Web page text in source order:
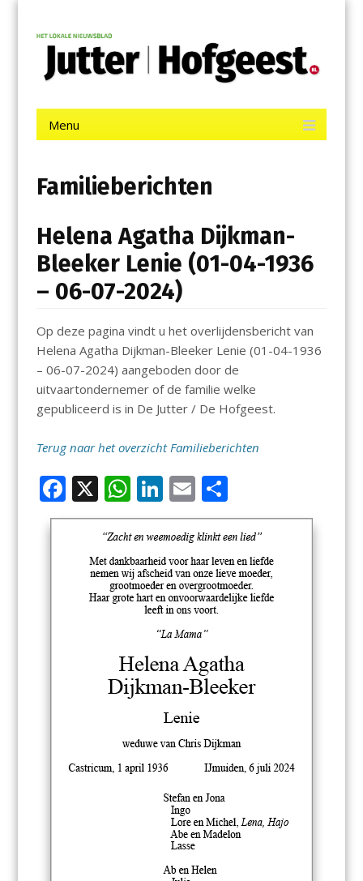
contentJutter | Hofgeest
Menu
Familieberichten
Helena Agatha Dijkman-
Bleeker Lenie (01-04-1936
– 06-07-2024)
Op deze pagina vindt u het overlijdensbericht van
Helena Agatha Dijkman-Bleeker Lenie (01-04-1936
– 06-07-2024) aangeboden door de
uitvaartondernemer of de familie welke
gepubliceerd is in De Jutter / De Hofgeest.
Terug naar het overzicht Familieberichten
F
ac
X W
h
at
s
A
p
Li
n
k
e
dI
n
E
m
ai
l
D
el
e
n